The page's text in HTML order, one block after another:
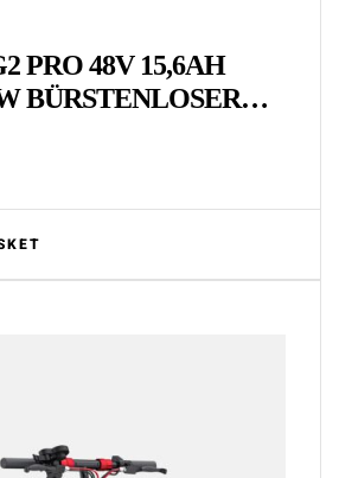
PRO 48V 15,6AH
BÜRSTENLOSER